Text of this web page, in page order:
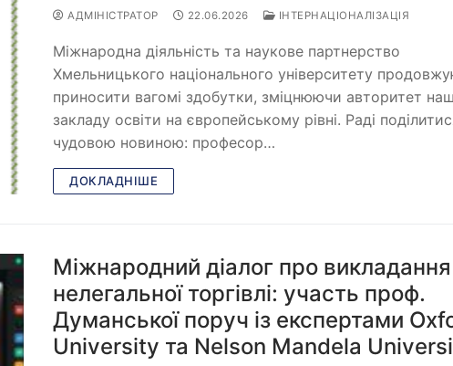
АДМІНІСТРАТОР 22.06.2026 ІНТЕРНАЦІОНАЛІЗАЦІЯ
Міжнародна діяльність та наукове партнерство
Хмельницького національного університету
приносити вагомі здобутки, зміцнюючи авторитет
закладу освіти на європейському рівні. Раді
чудовою новиною: професор…
ДОКЛАДНІШЕ
Міжнародний діалог про викладання
нелегальної торгівлі: участь проф.
Думанської поруч із експертами
University та Nelson Mandela